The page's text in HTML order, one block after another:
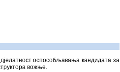
оспособљавања кандидата за
вожње.